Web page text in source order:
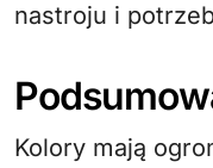
nastroju i
Kolory mają